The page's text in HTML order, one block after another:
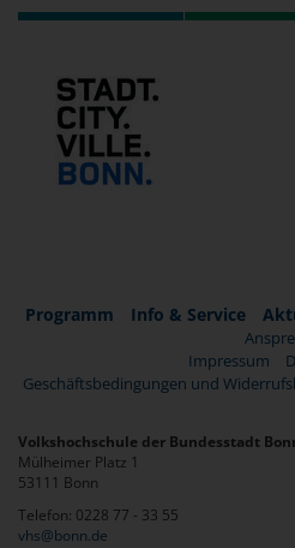
Programm Info & Service
Impressum
Geschäftsbedingungen und
Volkshochschule der Bundesstadt
Mülheimer Platz 1
53111 Bonn
Telefon: 0228 77 - 33 55
vhs@bonn.de